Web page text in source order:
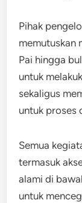
Pihak
memutuskan
Pai hingga
untuk
sekaligus
untuk proses
Semua
termasuk
alami di
untuk